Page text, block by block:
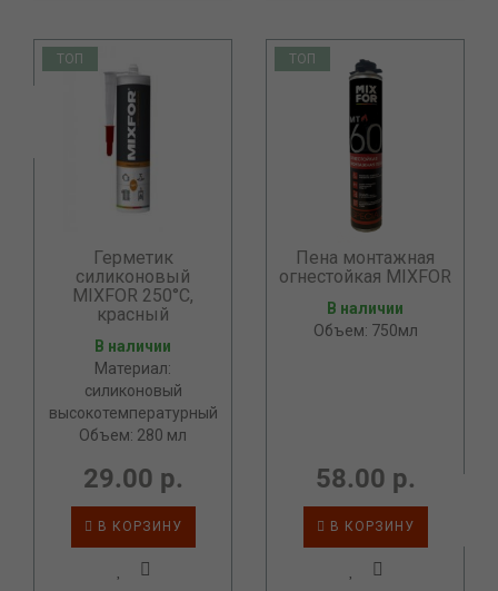
ТОП
Герметик
силиконовый
MIXFOR 250°C,
красный
В наличии
Материал:
силиконовый
высокотемпературный
Объем: 280 мл
29.00 р.
В КОРЗИНУ
ТОП
Пена монтажная
огнестойкая MIXFOR
В наличии
Объем: 750мл
58.00 р.
В КОРЗИНУ